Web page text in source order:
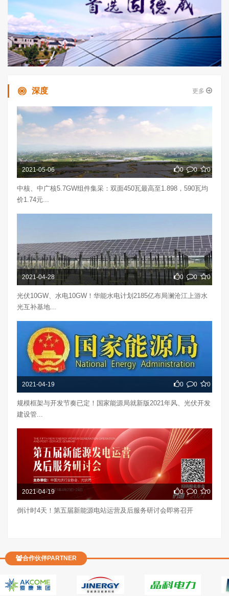
深度 更多
2021-05-06 0 0 0
中核、中广核5.7GW组件集采：双面450瓦最高至1.898，590瓦均
价1.74元...
2021-04-28 0 0 0
光伏10GW、水电10GW！华能水电计划2185亿布局澜沧江上游水
光互补基地...
2021-04-19 0 0 0
规模框架与开发节奏已定！国家能源局就新版2021年风、光伏开发
建设管...
2021-04-19 0 0 0
倒计时4天！第五届新能源电站运营及后服务研讨会即将召开
合作伙伴PARTNER